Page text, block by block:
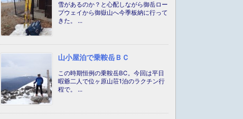
雪があるのか？と心配しながら御岳ロー
プウェイから御嶽山へ今季板納に行って
きた。 ...
山小屋泊で乗鞍岳ＢＣ
この時期恒例の乗鞍岳BC。今回は平日
暇爺二人で位ヶ原山荘1泊のラクチン行
程で。 ...